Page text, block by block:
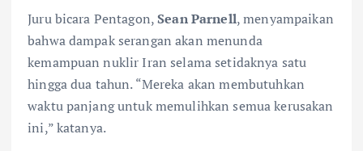
Juru bicara Pentagon,Sean Parnell, menyampaikan
bahwa dampak serangan akan menunda
kemampuan nuklir Iran selama setidaknya satu
hingga dua tahun. “Mereka akan membutuhkan
waktu panjang untuk memulihkan semua kerusakan
ini,” katanya.